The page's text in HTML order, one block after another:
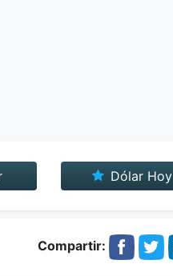
Dólar Hoy
Compartir: